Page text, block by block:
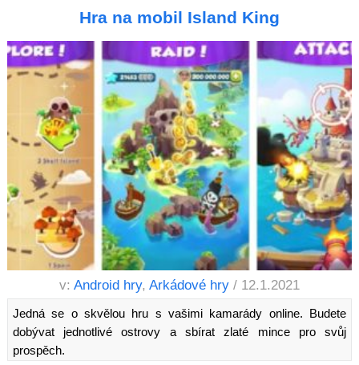
Hra na mobil Island King
v: Android hry, Arkádové hry / 12.1.2021
Jedná se o skvělou hru s vašimi kamarády online. Budete
dobývat jednotlivé ostrovy a sbírat zlaté mince pro svůj
prospěch.